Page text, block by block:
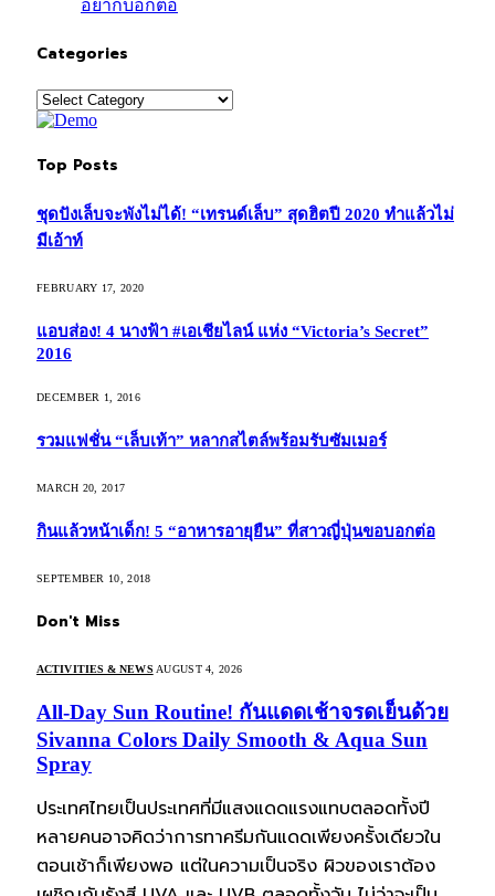
อยากบอกต่อ
Categories
Categories
Top Posts
ชุดปังเล็บจะพังไม่ได้! “เทรนด์เล็บ” สุดฮิตปี 2020 ทำแล้วไม่
มีเอ้าท์
FEBRUARY 17, 2020
แอบส่อง! 4 นางฟ้า #เอเชียไลน์ แห่ง “Victoria’s Secret”
2016
DECEMBER 1, 2016
รวมแฟชั่น “เล็บเท้า” หลากสไตล์พร้อมรับซัมเมอร์
MARCH 20, 2017
กินแล้วหน้าเด็ก! 5 “อาหารอายุยืน” ที่สาวญี่ปุ่นขอบอกต่อ
SEPTEMBER 10, 2018
Don't Miss
ACTIVITIES & NEWS AUGUST 4, 2026
All-Day Sun Routine! กันแดดเช้าจรดเย็นด้วย
Sivanna Colors Daily Smooth & Aqua Sun
Spray
ประเทศไทยเป็นประเทศที่มีแสงแดดแรงแทบตลอดทั้งปี
หลายคนอาจคิดว่าการทาครีมกันแดดเพียงครั้งเดียวใน
ตอนเช้าก็เพียงพอ แต่ในความเป็นจริง ผิวของเราต้อง